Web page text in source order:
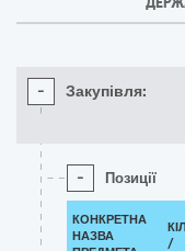
- Закупівля:
- Позиції
КОНКРЕТНА
НАЗВА
/